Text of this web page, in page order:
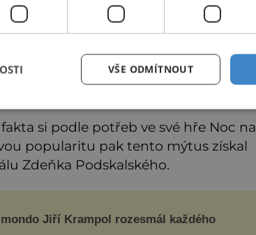
že do hradu nesměly vstoupit ženy.
si podle potřeb ve své hře Noc na
popularitu pak tento mýtus získal
Zdeňka Podskalského.
Jiří Krampol rozesmál každého
VŠE ODMÍTNOUT